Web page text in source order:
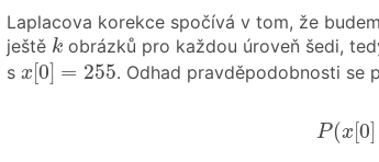
Laplacova korekce spočívá v tom, že
ještě k
k obrázků pro každou úroveň šedi,
s x[0] = 255
x[0 255. Odhad pravděpodobnosti se
P (x[0]